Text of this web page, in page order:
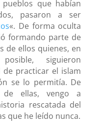
que habían
pasaron a ser
«. De forma oculta
formando parte de
de ellos quienes, en
siguieron
practicar el islam
se lo permitía. De
de ellas, vengo a
rescatada del
que he leído nunca.